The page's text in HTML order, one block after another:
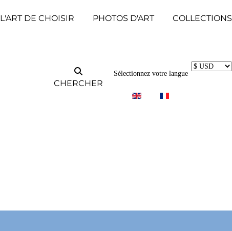
L'ART DE CHOISIR PHOTOS D'ART COLLECTIONS
CHERCHER
Sélectionnez votre langue